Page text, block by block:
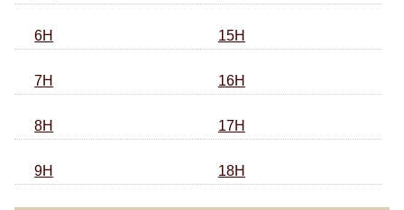
6H 15H
7H 16H
8H 17H
9H 18H